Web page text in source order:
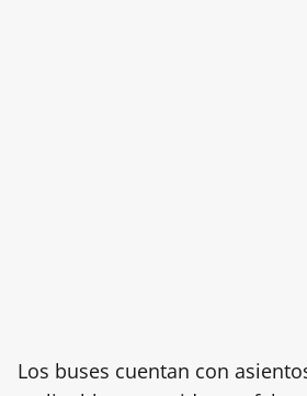
Los buses cuentan con